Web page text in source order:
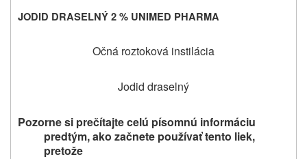
JODID DRASELNÝ 2 % UNIMED PHARMA
Očná roztoková instilácia
Jodid draselný
Pozorne si prečítajte celú písomnú informáciu
predtým, ako začnete používaťtento liek,
pretože